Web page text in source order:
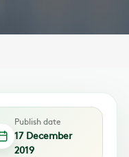
Publish date
17 December
2019